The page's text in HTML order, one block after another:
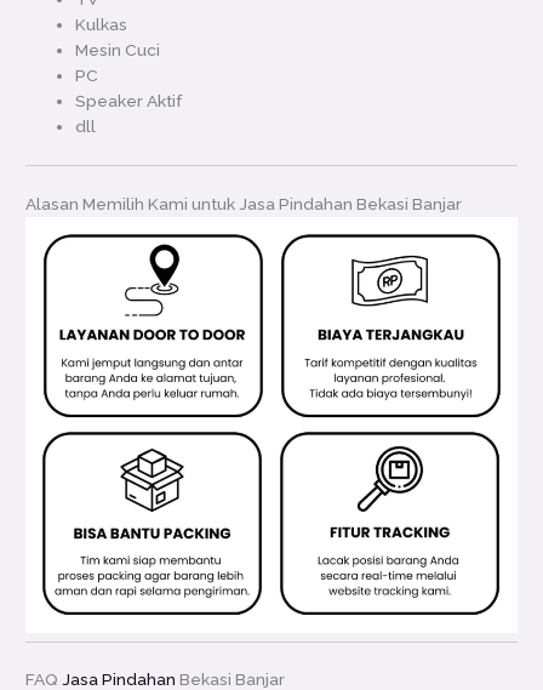
Kulkas
Mesin Cuci
PC
Speaker Aktif
dll
Alasan Memilih Kami untuk Jasa Pindahan Bekasi Banjar
FAQJasa Pindahan Bekasi Banjar